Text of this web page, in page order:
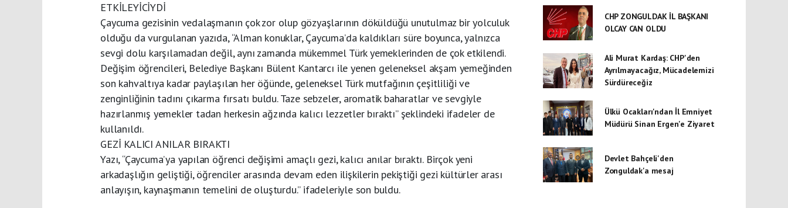
ETKİLEYİCİYDİ
Çaycuma gezisinin vedalaşmanın çok zor olup gözyaşlarının döküldüğü unutulmaz bir yolculuk
olduğu da vurgulanan yazıda, “Alman konuklar, Çaycuma’da kaldıkları süre boyunca, yalnızca
sevgi dolu karşılamadan değil, aynı zamanda mükemmel Türk yemeklerinden de çok etkilendi.
Değişim öğrencileri, Belediye Başkanı Bülent Kantarcı ile yenen geleneksel akşam yemeğinden
son kahvaltıya kadar paylaşılan her öğünde, geleneksel Türk mutfağının çeşitliliği ve
zenginliğinin tadını çıkarma fırsatı buldu. Taze sebzeler, aromatik baharatlar ve sevgiyle
hazırlanmış yemekler tadan herkesin ağzında kalıcı lezzetler bıraktı” şeklindeki ifadeler de
kullanıldı.
GEZİ KALICI ANILAR BIRAKTI
Yazı, “Çaycuma’ya yapılan öğrenci değişimi amaçlı gezi, kalıcı anılar bıraktı. Birçok yeni
arkadaşlığın geliştiği, öğrenciler arasında devam eden ilişkilerin pekiştiği gezi kültürler arası
anlayışın, kaynaşmanın temelini de oluşturdu.” ifadeleriyle son buldu.
CHP ZONGULDAK İL BAŞKANI
OLCAY CAN OLDU
Ali Murat Kardaş: CHP'den
Ayrılmayacağız, Mücadelemizi
Sürdüreceğiz
Ülkü Ocakları'ndan İl Emniyet
Müdürü Sinan Ergen'e Ziyaret
Devlet Bahçeli'den
Zonguldak'a mesaj